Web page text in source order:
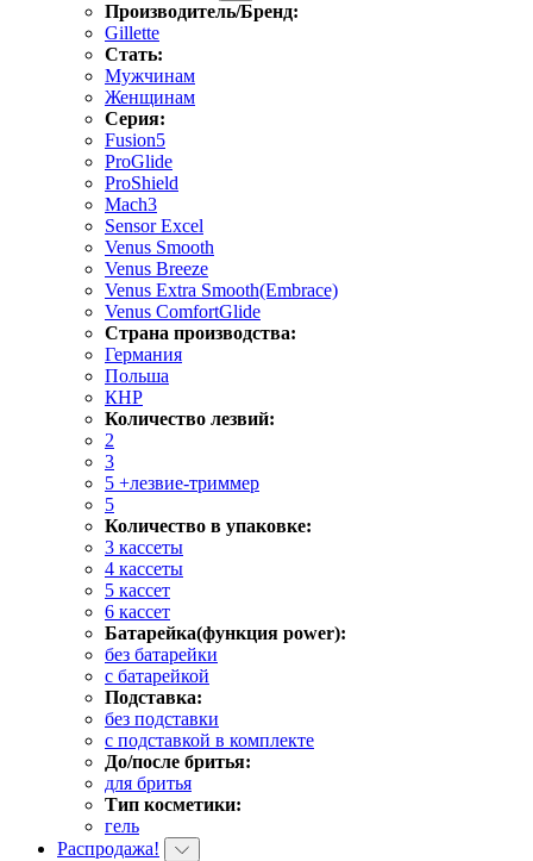
Производитель/Бренд:
Gillette
Стать:
Мужчинам
Женщинам
Серия:
Fusion5
ProGlide
ProShield
Mach3
Sensor Excel
Venus Smooth
Venus Breeze
Venus Extra Smooth(Embrace)
Venus ComfortGlide
Страна производства:
Германия
Польша
КНР
Количество лезвий:
2
3
5 +лезвие-триммер
5
Количество в упаковке:
3 кассеты
4 кассеты
5 кассет
6 кассет
Батарейка(функция power):
без батарейки
с батарейкой
Подставка:
без подставки
с подставкой в комплекте
До/после бритья:
для бритья
Тип косметики:
гель
Распродажа!